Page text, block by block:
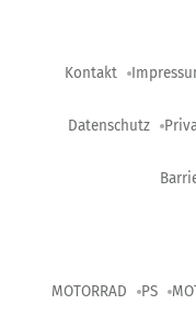
Kontakt
Datenschutz
MOTORRAD PS